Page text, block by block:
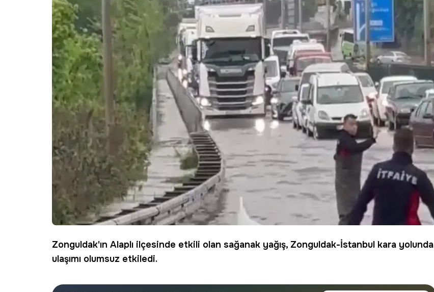
Zonguldak'ın Alaplı ilçesinde etkili olan sağanak yağış, Zonguldak-İstanbul kara yolunda
ulaşımı olumsuz etkiledi.